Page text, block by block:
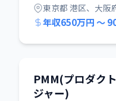
東京都 港区、大阪
年収650万円 〜
PMM(プロダク
ジャー)